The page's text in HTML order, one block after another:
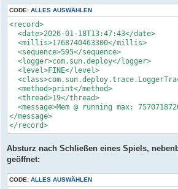
CODE: ALLES AUSWÄHLEN
<record>
  <date>2026-01-18T13:47:43</date>
  <millis>1768740463300</millis>
  <sequence>595</sequence>
  <logger>com.sun.deploy</logger>
  <level>FINE</level>
  <method>print</method>
  <thread>19</thread>
<message>Mem @ running max:
</message>
</record>
Absturz nach Schließen eines Spiels,
geöffnet:
CODE: ALLES AUSWÄHLEN